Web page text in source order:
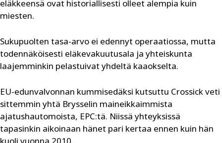
eläkkeensä ovat historiallisesti olleet alempia kuin
miesten.
Sukupuolten tasa-arvo ei edennyt operaatiossa, mutta
todennäköisesti eläkevakuutusala ja yhteiskunta
laajemminkin pelastuivat yhdeltä kaaokselta.
EU-edunvalvonnan kummisedäksi kutsuttu Crossick veti
sittemmin yhtä Brysselin maineikkaimmista
ajatushautomoista, EPC:tä. Niissä yhteyksissä
tapasinkin aikoinaan hänet pari kertaa ennen kuin hän